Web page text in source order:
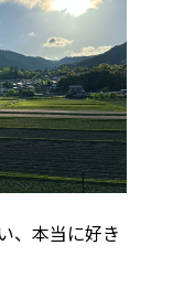
、本当に好き